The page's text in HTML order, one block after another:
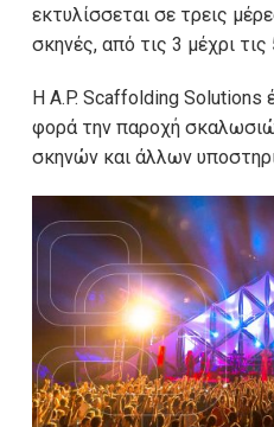
εκτυλίσσεται σε τρεις
σκηνές, από τις 3 μέχρι
Η A.P. Scaffolding Solutions
φορά την παροχή
σκηνών και άλλων